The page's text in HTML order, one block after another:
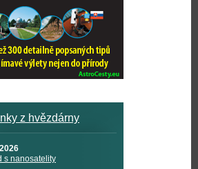
z hvězdárny
s nanosatelity